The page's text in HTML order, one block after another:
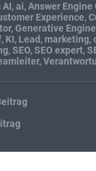
AI,ai,Answer
Experience,
,Generative
, KI, Lead , marketing,
,SEO,SEO expert,
,